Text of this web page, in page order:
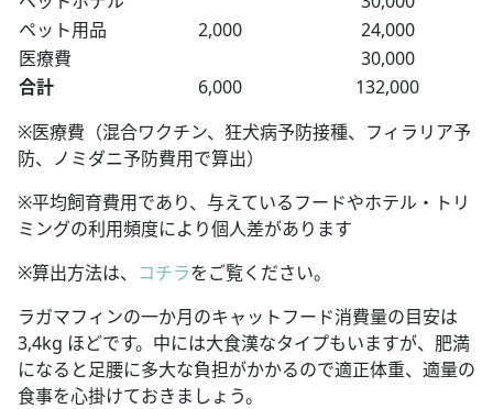
ペット用品
2,000
24,000
医療費
30,000
合計
6,000
132,000
※医療費（混合ワクチン、狂犬病予防接種、フィラリア予
防、ノミダニ予防費用で算出）
※平均飼育費用であり、与えているフードやホテル・トリ
ミングの利用頻度により個人差があります
※算出方法は、 コチラをご覧ください。
ラガマフィンの一か月のキャットフード消費量の目安は
3,4kg ほどです。中には大食漢なタイプもいますが、肥満
になると足腰に多大な負担がかかるので適正体重、適量の
食事を心掛けておきましょう。